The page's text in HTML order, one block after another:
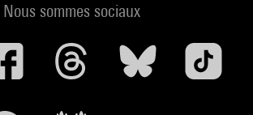
Nous sommes sociaux